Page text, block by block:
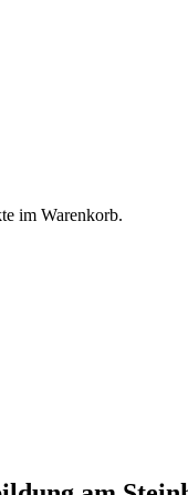
im Warenkorb.